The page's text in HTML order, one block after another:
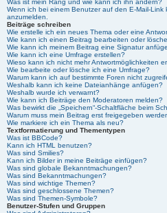
Was ist mein Rang und wie kann ich ihn ändern?
Wenn ich bei einem Benutzer auf den E-Mail-Link
anzumelden.
Beiträge schreiben
Wie erstelle ich ein neues Thema oder eine
Wie kann ich einen Beitrag bearbeiten oder
Wie kann ich meinem Beitrag eine Signatur
Wie kann ich eine Umfrage erstellen?
Wieso kann ich nicht mehr Antwortmöglichkeiten
Wie bearbeite oder lösche ich eine Umfrage?
Warum kann ich auf bestimmte Foren nicht
Weshalb kann ich keine Dateianhänge anfügen?
Weshalb wurde ich verwarnt?
Wie kann ich Beiträge den Moderatoren melden?
Was bewirkt die „Speichern“-Schaltfläche beim
Warum muss mein Beitrag erst freigegeben
Wie markiere ich ein Thema als neu?
Textformatierung und Thementypen
Was ist BBCode?
Kann ich HTML benutzen?
Was sind Smilies?
Kann ich Bilder in meine Beiträge einfügen?
Was sind globale Bekanntmachungen?
Was sind Bekanntmachungen?
Was sind wichtige Themen?
Was sind geschlossene Themen?
Was sind Themen-Symbole?
Benutzer-Stufen und Gruppen